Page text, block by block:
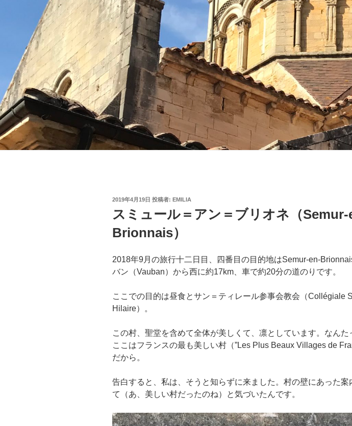
投
日:
2019年4月19日 投稿者: EMILIA
スミュール＝アン＝ブリオネ（Semur-
Brionnais）
2018年9月の旅行十二日目、四番目の目的地はSemur-en-
バン（Vauban）から西に約17km、車で約20分の道のりです。
ここでの目的は昼食とサン＝ティレール参事会教会（Collégiale
Hilaire）。
この村、聖堂を含めて全体が美しくて、凛としています。なんた
ここはフランスの最も美しい村（”Les Plus Beaux Villages de
だから。
告白すると、私は、そうと知らずに来ました。村の壁にあった案
て（あ、美しい村だったのね）と気づいたんです。